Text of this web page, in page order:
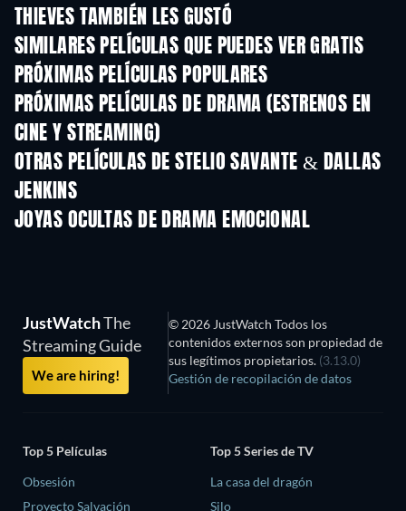
THIEVES TAMBIÉN LES GUSTÓ
TV
SIMILARES PELÍCULAS QUE PUEDES VER GRATIS
PRÓXIMAS PELÍCULAS POPULARES
PRÓXIMAS PELÍCULAS DE DRAMA (ESTRENOS EN
CINE Y STREAMING)
OTRAS PELÍCULAS DE STELIO SAVANTE & DALLAS
JENKINS
JOYAS OCULTAS DE DRAMA EMOCIONAL
JustWatchThe
Streaming Guide
We are hiring!
© 2026 JustWatch Todos los
contenidos externos son propiedad de
sus legítimos propietarios. (3.13.0)
Gestión de recopilación de datos
Top 5 Películas
Obsesión
Proyecto Salvación
Top 5 Series de TV
La casa del dragón
Silo